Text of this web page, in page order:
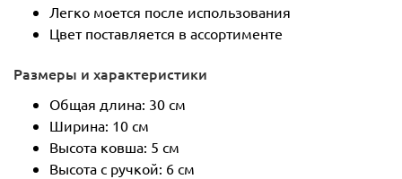
Легко моется после использования
Цвет поставляется в ассортименте
Размеры и характеристики
Общая длина: 30 см
Ширина: 10 см
Высота ковша: 5 см
Высота с ручкой: 6 см